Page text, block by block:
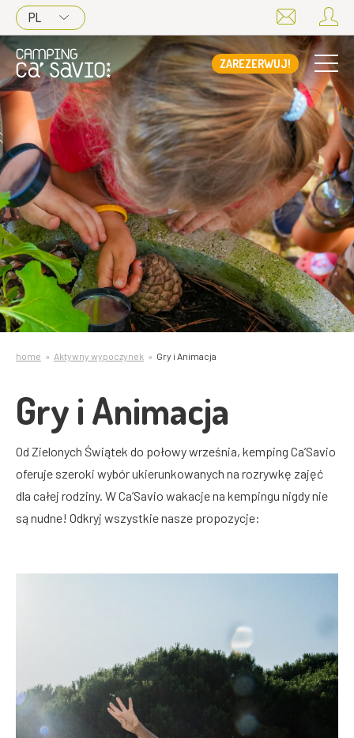
PL
ZAREZERWUJ!
home Aktywny wypoczynek Gry i Animacja
Gry i Animacja
Od Zielonych Świątek do połowy września, kemping Ca’Savio
oferuje szeroki wybór ukierunkowanych na rozrywkę zajęć
dla całej rodziny. W Ca’Savio wakacje na kempingu nigdy nie
są nudne! Odkryj wszystkie nasze propozycje: